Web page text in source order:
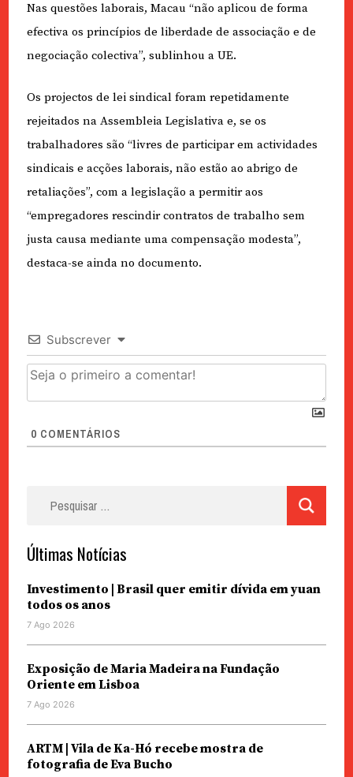
Nas questões laborais, Macau “não aplicou de forma
efectiva os princípios de liberdade de associação e de
negociação colectiva”, sublinhou a UE.
Os projectos de lei sindical foram repetidamente
rejeitados na Assembleia Legislativa e, se os
trabalhadores são “livres de participar em actividades
sindicais e acções laborais, não estão ao abrigo de
retaliações”, com a legislação a permitir aos
“empregadores rescindir contratos de trabalho sem
justa causa mediante uma compensação modesta”,
destaca-se ainda no documento.
Subscrever
0 COMENTÁRIOS
Últimas Notícias
Investimento | Brasil quer emitir dívida em yuan
todos os anos
7 Ago 2026
Exposição de Maria Madeira na Fundação
Oriente em Lisboa
7 Ago 2026
ARTM | Vila de Ka-Hó recebe mostra de
fotografia de Eva Bucho